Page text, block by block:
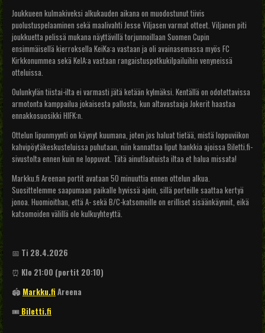
Joukkueen kulmakiveksi alkukauden aikana on muodostunut tiivis
puolustuspelaaminen sekä maalivahti Jesse Viljasen varmat otteet. Viljanen piti
joukkuetta pelissä mukana näyttävillä torjunnoillaan Suomen Cupin
ensimmäisellä kierroksella KeiKa:a vastaan ja oli avainasemassa myös FC
Kirkkonummea sekä KelA:a vastaan rangaistuspotkukilpailuihin venyneissä
otteluissa.
Oulunkylän tiistai-ilta ei varmasti jätä ketään kylmäksi. Kentällä on odotettavissa
armotonta kamppailua jokaisesta pallosta, kun altavastaaja Jokerit haastaa
ennakkosuosikki HIFK:n.
Ottelun lipunmyynti on käynyt kuumana, joten jos haluat tietää, mistä loppuviikon
kahvipöytäkeskusteluissa puhutaan, niin kannattaa liput hankkia ajoissa Biletti.fi-
sivustolta ennen kuin ne loppuvat. Tätä ainutlaatuista iltaa et halua missata!
Markku.fi Areenan portit avataan 50 minuuttia ennen ottelun alkua.
Suosittelemme saapumaan paikalle hyvissä ajoin, sillä porteille saattaa kertyä
jonoa. Huomioithan, että A- sekä B/C-katsomoille on erilliset sisäänkäynnit, eikä
katsomoiden välillä ole kulkuyhteyttä.
📅 Ti 28.4.2026
⏰ Klo 21:00 (portit 20:10)
🏟️ Markku.fi Areena
🎟️ Biletti.fi